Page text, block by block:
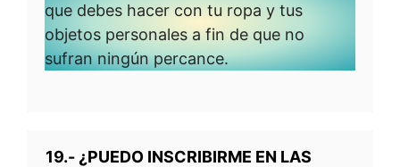
que debes hacer con tu ropa y tus
objetos personales a fin de que no
sufran ningún percance.
19.- ¿PUEDO INSCRIBIRME EN LAS